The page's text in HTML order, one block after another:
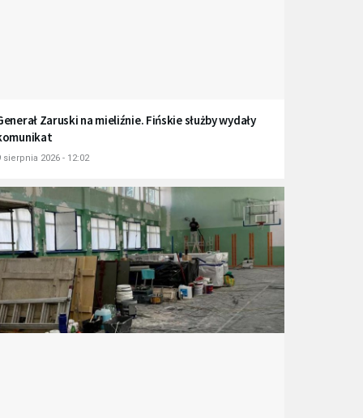
Zaruski na mieliźnie. Fińskie służby wydały
sierpnia 2026 - 12:02